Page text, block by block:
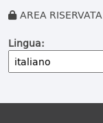
AREA RISERVATA
Lingua